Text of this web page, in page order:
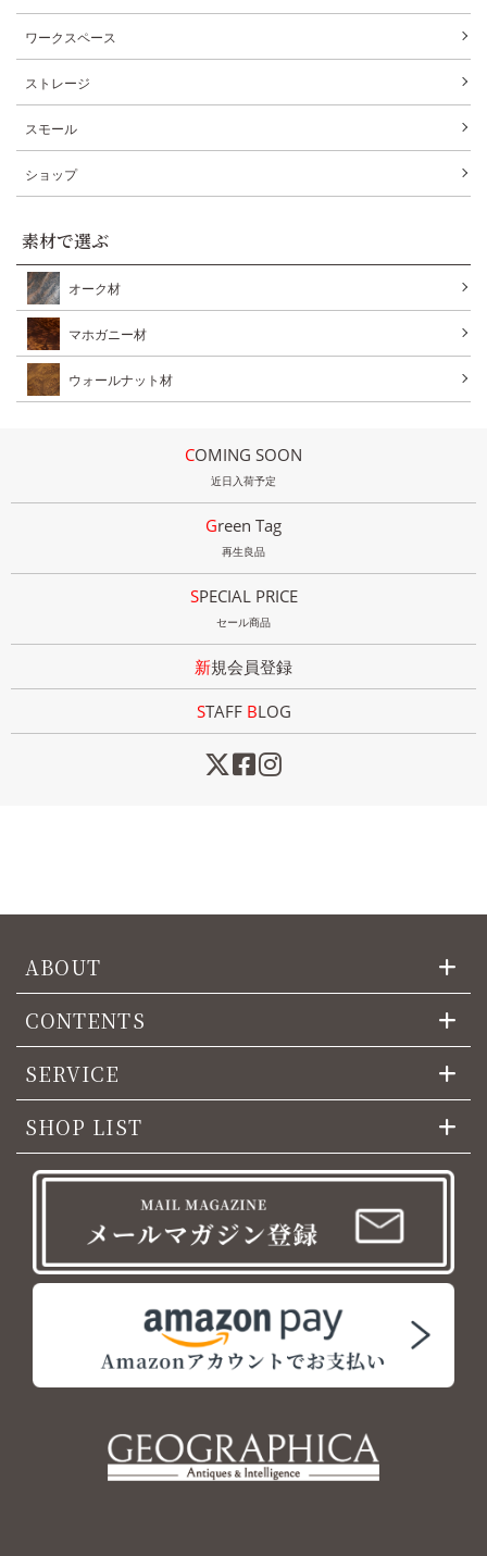
ワークスペース
ストレージ
スモール
ショップ
素材で選ぶ
オーク材
マホガニー材
ウォールナット材
COMING SOON
近日入荷予定
Green Tag
再生良品
SPECIAL PRICE
セール商品
新規会員登録
STAFF BLOG
ABOUT
CONTENTS
SERVICE
SHOP LIST